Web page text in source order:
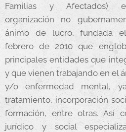
Familias y Afectados)
organización no
ánimo de lucro, fundada
febrero de 2010 que
principales entidades que
y que vienen trabajando en el
y/o enfermedad mental,
tratamiento, incorporación
formación, entre otras. Así
jurídico y social